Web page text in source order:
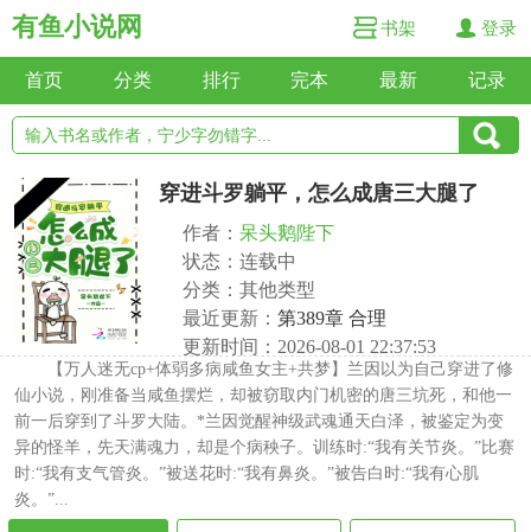
有鱼小说网 书架 登录
首页 分类 排行 完本 最新 记录
穿进斗罗躺平，怎么成唐三大腿了
作者： 呆头鹅陛下
状态：连载中
分类：其他类型
最近更新： 第389章 合理
更新时间：2026-08-01 22:37:53
【万人迷无cp+体弱多病咸鱼女主+共梦】兰因以为自己穿进了修
仙小说，刚准备当咸鱼摆烂，却被窃取内门机密的唐三坑死，和他一
前一后穿到了斗罗大陆。*兰因觉醒神级武魂通天白泽，被鉴定为变
异的怪羊，先天满魂力，却是个病秧子。训练时:“我有关节炎。”比赛
时:“我有支气管炎。”被送花时:“我有鼻炎。”被告白时:“我有心肌
炎。”...